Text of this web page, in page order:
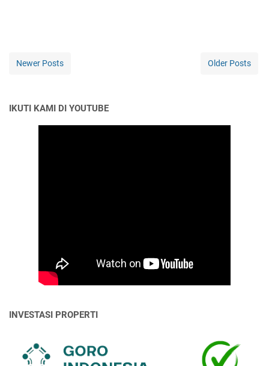
Newer Posts Older Posts
IKUTI KAMI DI YOUTUBE
INVESTASI PROPERTI